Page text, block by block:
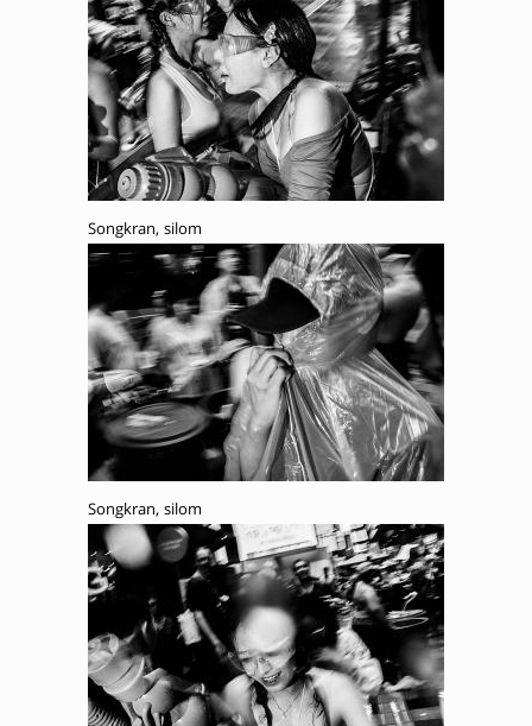
Songkran, silom
Songkran, silom